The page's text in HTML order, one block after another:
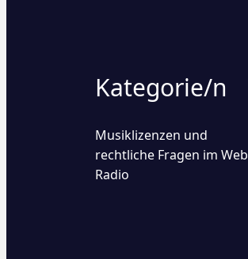
Kategorie/n
Musiklizenzen und
rechtliche Fragen im Web
Radio